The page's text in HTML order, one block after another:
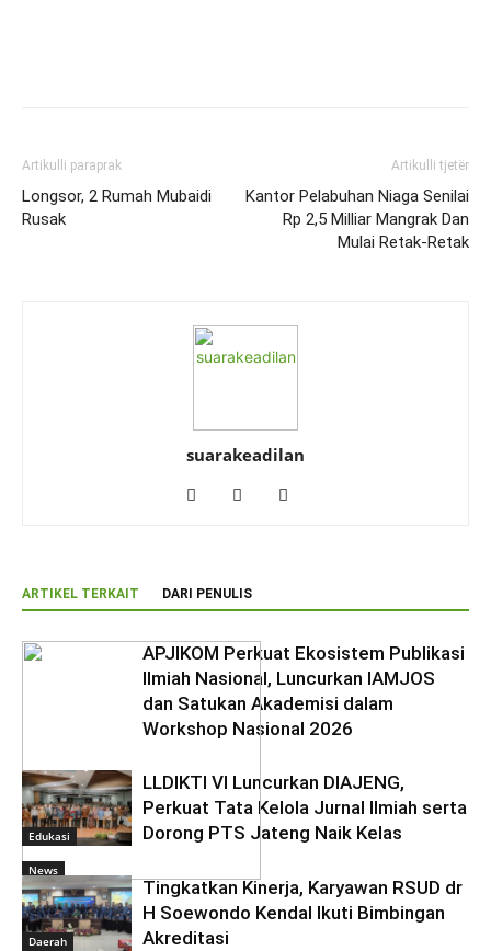
Artikulli paraprak
Longsor, 2 Rumah Mubaidi
Rusak
Artikulli tjetër
Kantor Pelabuhan Niaga Senilai
Rp 2,5 Milliar Mangrak Dan
Mulai Retak-Retak
suarakeadilan
ARTIKEL TERKAIT DARI PENULIS
News
APJIKOM Perkuat Ekosistem Publikasi
Ilmiah Nasional, Luncurkan IAMJOS
dan Satukan Akademisi dalam
Workshop Nasional 2026
Edukasi
LLDIKTI VI Luncurkan DIAJENG,
Perkuat Tata Kelola Jurnal Ilmiah serta
Dorong PTS Jateng Naik Kelas
Daerah
Tingkatkan Kinerja, Karyawan RSUD dr
H Soewondo Kendal Ikuti Bimbingan
Akreditasi